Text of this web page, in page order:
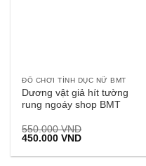
ĐỒ CHƠI TÌNH DỤC NỮ BMT
Dương vật giả hít tường
rung ngoáy shop BMT
550.000VND
Giá
là:
450.000VNDGiá
tại